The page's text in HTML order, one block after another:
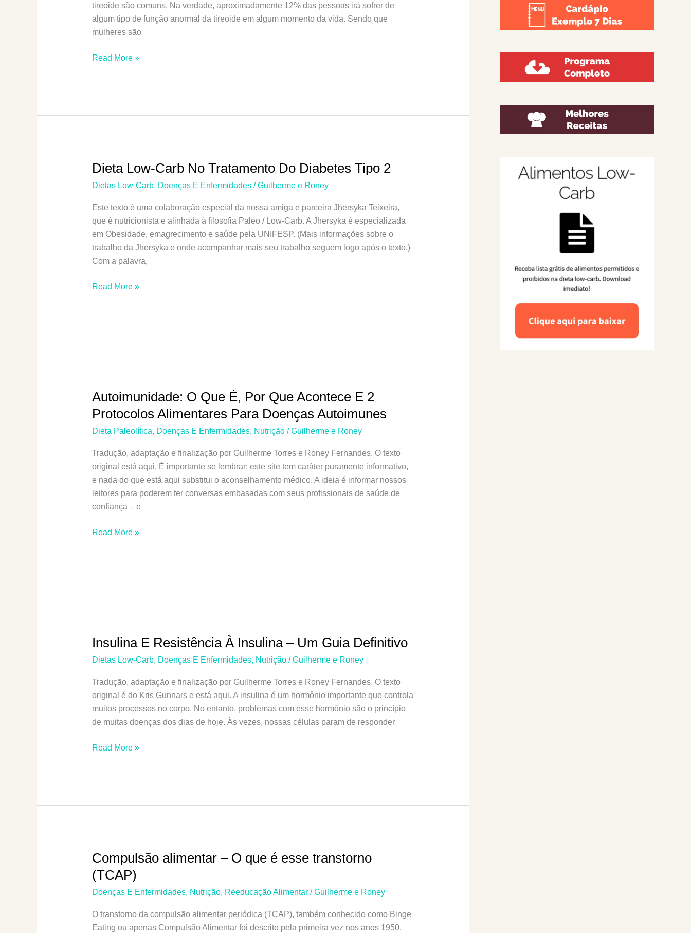
tireoide são comuns. Na verdade, aproximadamente 12% das pessoas irá sofrer de
algum tipo de função anormal da tireoide em algum momento da vida. Sendo que
mulheres são
Você
Sintomas
De
Hipotireoidismo
Read More »
Dieta Low-Carb No Tratamento Do Diabetes Tipo 2
Dietas Low-Carb, Doenças E Enfermidades/Guilherme e Roney
Este texto é uma colaboração especial da nossa amiga e parceira Jhersyka Teixeira,
que é nutricionista e alinhada à filosofia Paleo / Low-Carb. A Jhersyka é especializada
em Obesidade, emagrecimento e saúde pela UNIFESP. (Mais informações sobre o
trabalho da Jhersyka e onde acompanhar mais seu trabalho seguem logo após o texto.)
Com a palavra,
Dieta
2
Read More »
Autoimunidade: O Que É, Por Que Acontece E 2
Protocolos Alimentares Para Doenças Autoimunes
Dieta Paleolítica, Doenças E Enfermidades, Nutrição/Guilherme e Roney
Tradução, adaptação e finalização por Guilherme Torres e Roney Fernandes. O texto
original está aqui. É importante se lembrar: este site tem caráter puramente informativo,
e nada do que está aqui substitui o aconselhamento médico. A ideia é informar nossos
leitores para poderem ter conversas embasadas com seus profissionais de saúde de
confiança – e
Autoimunidade:
2
Alimentares
Para
Doenças
Autoimunes
Read More »
Insulina E Resistência À Insulina – Um Guia Definitivo
Dietas Low-Carb, Doenças E Enfermidades, Nutrição/Guilherme e Roney
Tradução, adaptação e finalização por Guilherme Torres e Roney Fernandes. O texto
original é do Kris Gunnars e está aqui. A insulina é um hormônio importante que controla
muitos processos no corpo. No entanto, problemas com esse hormônio são o princípio
de muitas doenças dos dias de hoje. Às vezes, nossas células param de responder
Insulina
Definitivo
Read More »
Compulsão alimentar – O que é esse transtorno
(TCAP)
Doenças E Enfermidades, Nutrição, Reeducação Alimentar/Guilherme e Roney
O transtorno da compulsão alimentar periódica (TCAP), também conhecido como Binge
Eating ou apenas Compulsão Alimentar foi descrito pela primeira vez nos anos 1950.